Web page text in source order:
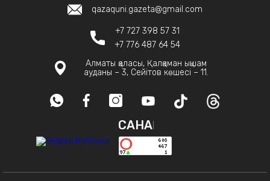
qazaquni.gazeta@gmail.com
+7 727 398 57 31
+7 776 487 64 54
Алматы қаласы, Қалқаман ықшам
ауданы – 3, Сейітов көшесі – 11.
САНАҚ